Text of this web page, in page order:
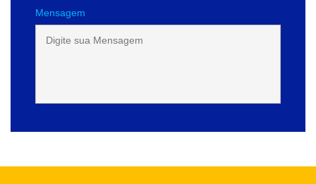
Mensagem